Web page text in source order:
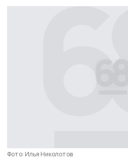
Фото: Илья Николотов